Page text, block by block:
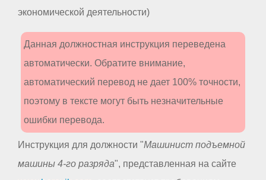
экономической деятельности)
Данная должностная инструкция переведена
автоматически. Обратите внимание,
автоматический перевод не дает 100% точности,
поэтому в тексте могут быть незначительные
ошибки перевода.
Инструкция для должности "Машинист подъемной
машины 4-го разряда", представленная на сайте